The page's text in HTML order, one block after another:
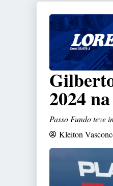
2024
Passo Fundo teve
Kleiton